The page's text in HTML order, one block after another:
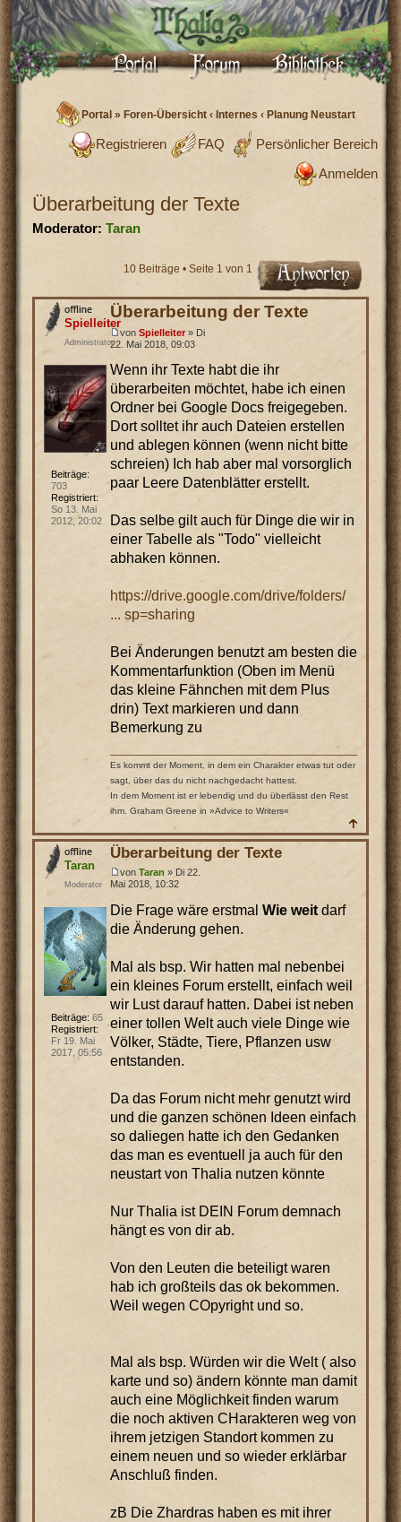
Portal »Foren-Übersicht ‹ Internes ‹ Planung Neustart
Persönlicher Bereich
FAQ
Registrieren
Anmelden
Überarbeitung der Texte
Moderator: Taran
10 Beiträge • Seite 1 von 1
Überarbeitung der Texte
von Spielleiter» Di
22. Mai 2018, 09:03
Wenn ihr Texte habt die ihr
überarbeiten möchtet, habe ich einen
Ordner bei Google Docs freigegeben.
Dort solltet ihr auch Dateien erstellen
und ablegen können (wenn nicht bitte
schreien) Ich hab aber mal vorsorglich
paar Leere Datenblätter erstellt.
Das selbe gilt auch für Dinge die wir in
einer Tabelle als "Todo" vielleicht
abhaken können.
https://drive.google.com/drive/folders/
... sp=sharing
Bei Änderungen benutzt am besten die
Kommentarfunktion (Oben im Menü
das kleine Fähnchen mit dem Plus
drin) Text markieren und dann
Bemerkung zu
Es kommt der Moment, in dem ein Charakter etwas tut oder
sagt, über das du nicht nachgedacht hattest.
In dem Moment ist er lebendig und du überlässt den Rest
ihm. Graham Greene in »Advice to Writers«
Spielleiter
Administrator
Beiträge:
703
Registriert:
So 13. Mai
2012, 20:02
Überarbeitung der Texte
von Taran » Di 22.
Mai 2018, 10:32
Die Frage wäre erstmal Wie weitdarf
die Änderung gehen.
Mal als bsp. Wir hatten mal nebenbei
ein kleines Forum erstellt, einfach weil
wir Lust darauf hatten. Dabei ist neben
einer tollen Welt auch viele Dinge wie
Völker, Städte, Tiere, Pflanzen usw
entstanden.
Da das Forum nicht mehr genutzt wird
und die ganzen schönen Ideen einfach
so daliegen hatte ich den Gedanken
das man es eventuell ja auch für den
neustart von Thalia nutzen könnte
Nur Thalia ist DEIN Forum demnach
hängt es von dir ab.
Von den Leuten die beteiligt waren
hab ich großteils das ok bekommen.
Weil wegen COpyright und so.
Mal als bsp. Würden wir die Welt ( also
karte und so) ändern könnte man damit
auch eine Möglichkeit finden warum
die noch aktiven CHarakteren weg von
ihrem jetzigen Standort kommen zu
einem neuen und so wieder erklärbar
Anschluß finden.
zB Die Zhardras haben es mit ihrer
Taran
Moderator
Beiträge: 65
Registriert:
Fr 19. Mai
2017, 05:56